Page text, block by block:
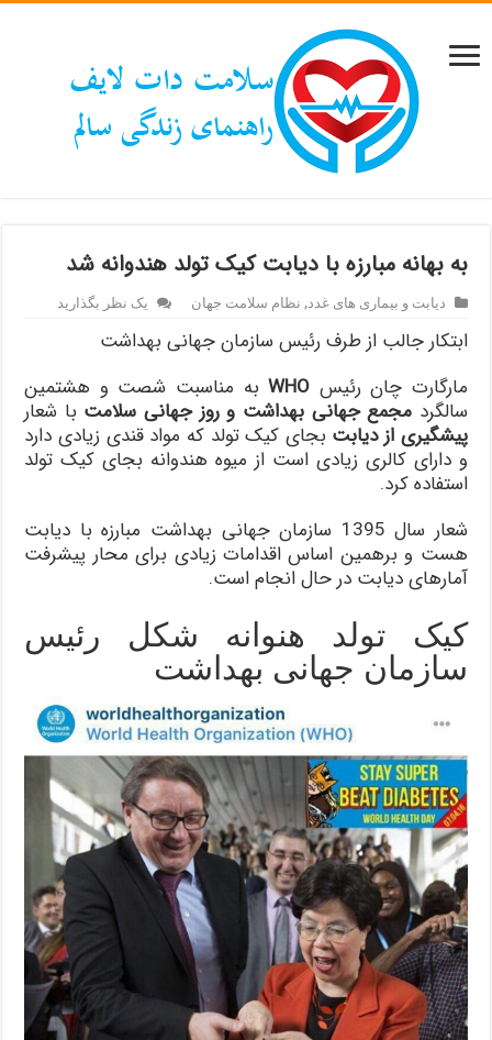
به بهانه مبارزه با دیابت کیک تولد هندوانه شد
دیابت و بیماری های غدد, نظام سلامت جهان یک نظر بگذارید
ابتکار جالب از طرف رئیس سازمان جهانی بهداشت
مارگارت چان رئیس WHOبه مناسبت شصت و هشتمین
سالگرد مجمع جهانی بهداشت و روز جهانی سلامت با شعار
پیشگیری از دیابت بجای کیک تولد که مواد قندی زیادی دارد
و دارای کالری زیادی است از میوه هندوانه بجای کیک تولد
استفاده کرد.
شعار سال 1395 سازمان جهانی بهداشت مبارزه با دیابت
هست و برهمین اساس اقدامات زیادی برای محار پیشرفت
آمارهای دیابت در حال انجام است.
کیک تولد هنوانه شکل رئیس
سازمان جهانی بهداشت